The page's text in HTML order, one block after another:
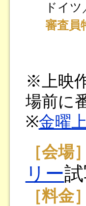
ドイツ
審査員
※上映
場前に
※金曜
［会場］
リー
［料金］